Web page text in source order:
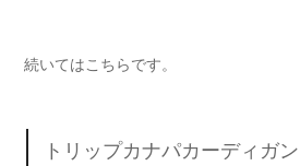
続いてはこちらです。
トリップカナパカーディガ